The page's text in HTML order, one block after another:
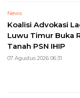
News
Koalisi Advokasi
Luwu Timur Buka
Tanah PSN IHIP
07 Agustus 2026 06:31